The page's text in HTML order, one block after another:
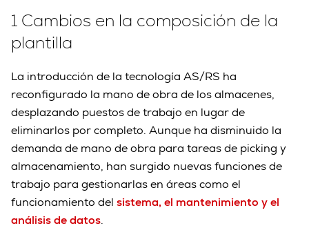
1 Cambios en la composición de la
plantilla
La introducción de la tecnología AS/RS ha
reconfigurado la mano de obra de los almacenes,
desplazando puestos de trabajo en lugar de
eliminarlos por completo. Aunque ha disminuido la
demanda de mano de obra para tareas de picking y
almacenamiento, han surgido nuevas funciones de
trabajo para gestionarlas en áreas como el
funcionamiento del sistema, el mantenimiento y el
análisis de datos.